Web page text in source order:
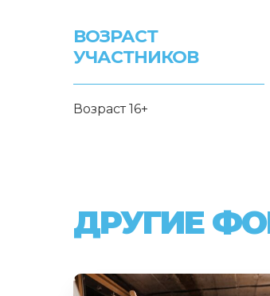
ВОЗРАСТ
УЧАСТНИКОВ
Возраст 16+
ДРУГИЕ